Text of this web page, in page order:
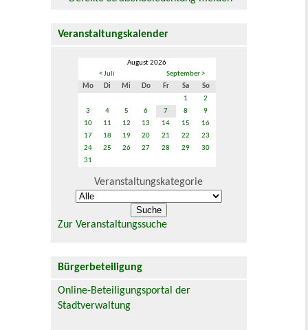
Veranstaltungskalender
August 2026
< Juli
September >
Mo
Di Mi Do Fr Sa
So
1
2
3
4 5 6 7 8
9
10
11 12 13 14 15
16
17
18 19 20 21 22
23
24
25 26 27 28 29
30
31
Veranstaltungskategorie
Zur Veranstaltungssuche
Bürgerbeteiligung
Online-Beteiligungsportal der
Stadtverwaltung